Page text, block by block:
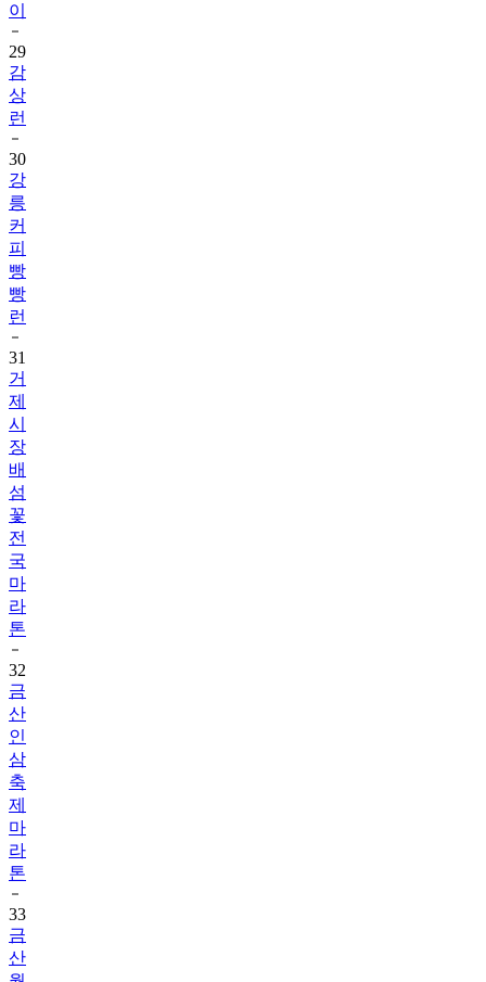
이
29
감
상
런
30
강
릉
커
피
빵
빵
런
31
거
제
시
장
배
섬
꽃
전
국
마
라
톤
32
금
산
인
삼
축
제
마
라
톤
33
금
산